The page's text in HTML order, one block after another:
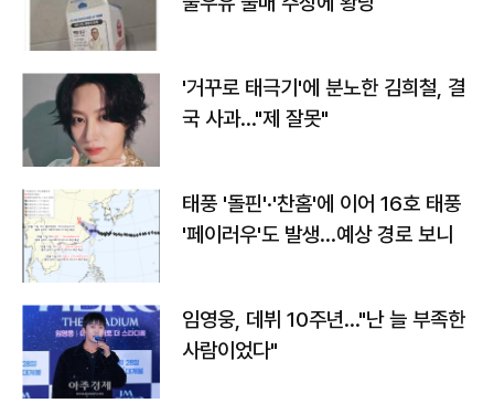
'거꾸로 태극기'에 분노한 김희철, 결
국 사과…"제 잘못"
태풍 '돌핀'·'찬홈'에 이어 16호 태풍
'페이러우'도 발생…예상 경로 보니
임영웅, 데뷔 10주년…"난 늘 부족한
사람이었다"